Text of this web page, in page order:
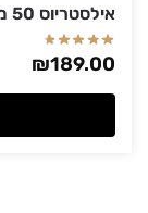
אילסטריוס 50 מ"ל Christina כריסטינה
₪189.00